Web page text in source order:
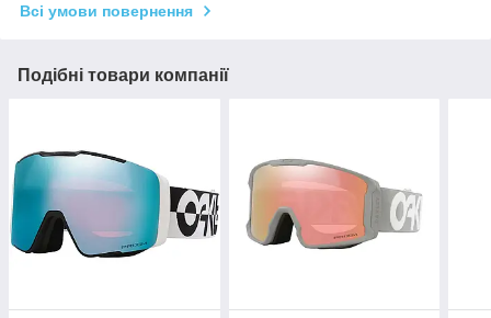
Всі умови повернення
Подібні товари компанії